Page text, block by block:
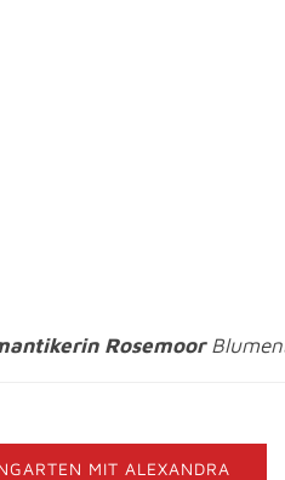
Rosemoor
MIT ALEXANDRA